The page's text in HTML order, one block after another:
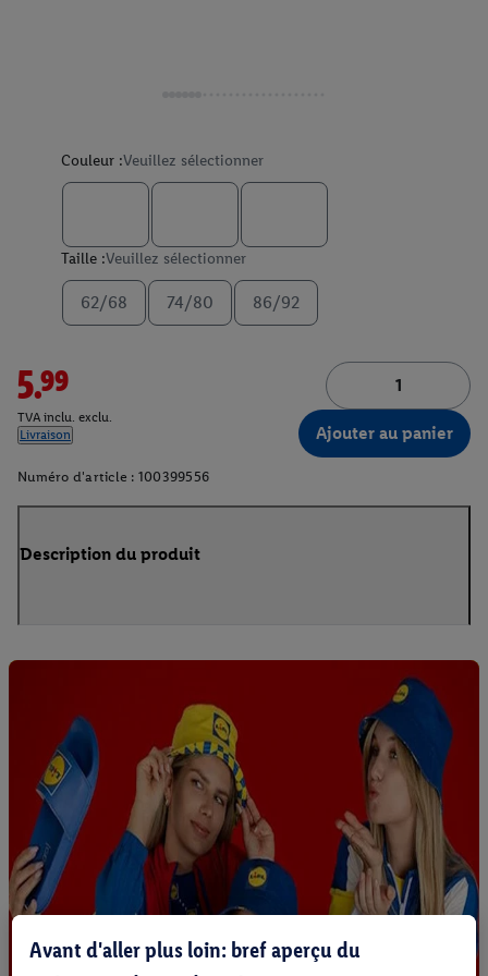
Couleur :Veuillez sélectionner
Taille :Veuillez sélectionner
62/68 74/80 86/92
5.99
TVA inclu. exclu.
Livraison
Ajouter au panier
Numéro d'article : 100399556
Description du produit
Avant d'aller plus loin: bref aperçu du